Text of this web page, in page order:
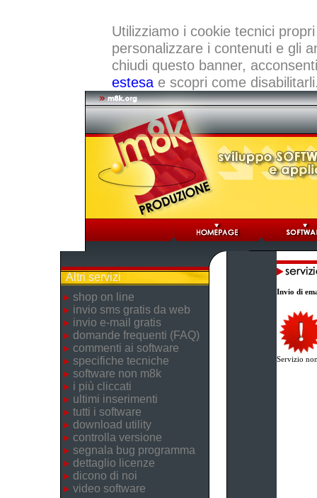
Utilizziamo i cookie tecnici
personalizzare i contenuti e gli
chiudi questo banner,
estesae scopri come
Altri servizi
shop on line
invio sms gratis da web
invio e-mail gratis
domande frequenti (FAQ)
commenti ai software
specifiche tecniche
software non m8k
i più cliccati
ultimi inserimenti
tutti i software
download utility
controlla versione
segnala bug programma
dettaglio licenze
dicono di noi
video software
Invio di
Servizio